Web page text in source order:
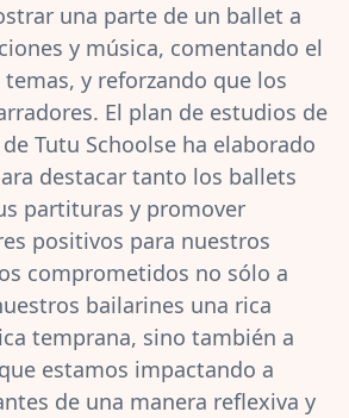
una parte de un ballet a
y música, comentando el
y reforzando que los
El plan de estudios de
Tutu Schoolse ha elaborado
destacar tanto los ballets
partituras y promover
positivos para nuestros
comprometidos no sólo a
bailarines una rica
temprana, sino también a
estamos impactando a
de una manera reflexiva y